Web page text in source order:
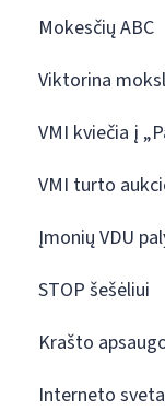
Mokesčių ABC
Viktorina
VMI kviečia į
VMI turto
Įmonių VDU
STOP šešėliui
Krašto
Interneto